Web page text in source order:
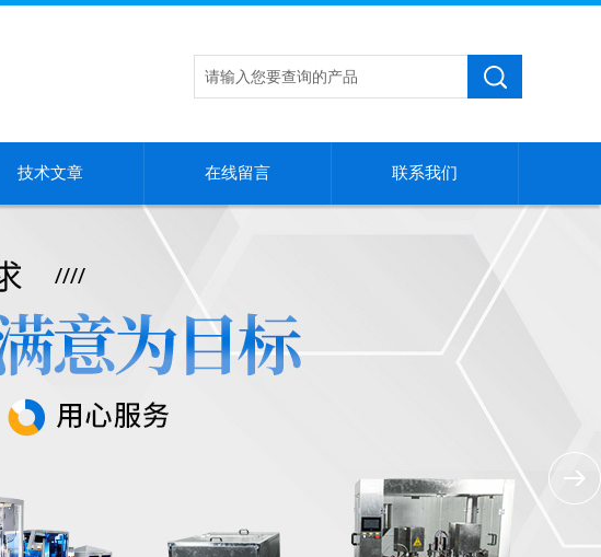
技术文章 在线留言 联系我们